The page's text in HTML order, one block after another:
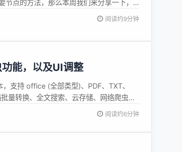
点的方法，那么本周我们来分享一下，
又怎么去获取呢？ 二、Poco节点的属性操
阅读约9分钟
能，以及UI调整
支持 office (全部类型)、PDF、TXT、
量转换、全文搜索、云存储、网络爬虫、
，以及配套的微...
阅读约6分钟